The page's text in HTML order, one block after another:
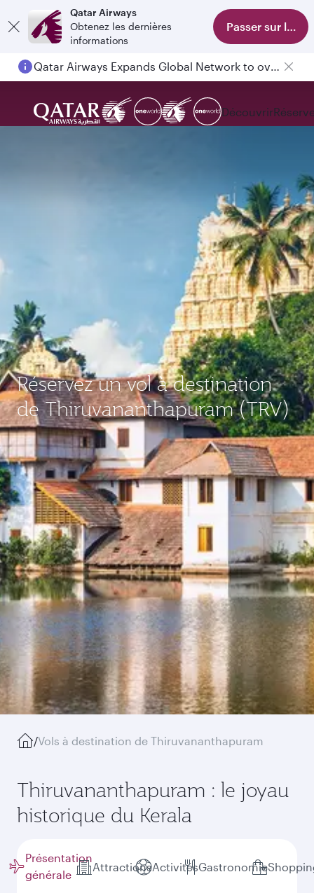
Qatar Airways
Obtenez les dernières
informations
Passer sur
Passengers flying between Doha and Auckland on QR914 and QR915
Découvrir
Réservez un vol à destination
de Thiruvananthapuram (TRV)
/Vols à destination de Thiruvananthapuram
Thiruvananthapuram : le joyau
historique du Kerala
Présentation
générale
AttractionsActivitésGastronomie